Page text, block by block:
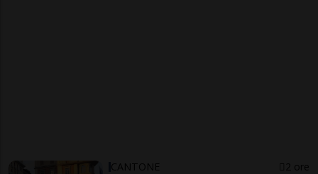
CANTONE 2 ore